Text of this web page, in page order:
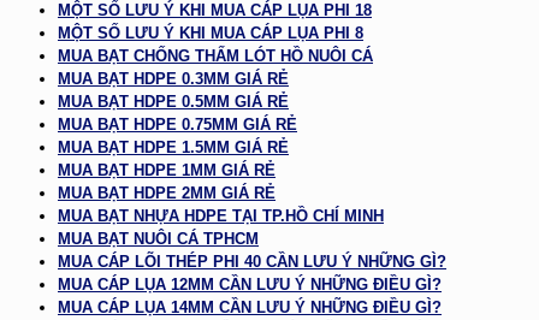
MỘT SỐ LƯU Ý KHI MUA CÁP LỤA PHI 18
MỘT SỐ LƯU Ý KHI MUA CÁP LỤA PHI 8
MUA BẠT CHỐNG THẤM LÓT HỒ NUÔI CÁ
MUA BẠT HDPE 0.3MM GIÁ RẺ
MUA BẠT HDPE 0.5MM GIÁ RẺ
MUA BẠT HDPE 0.75MM GIÁ RẺ
MUA BẠT HDPE 1.5MM GIÁ RẺ
MUA BẠT HDPE 1MM GIÁ RẺ
MUA BẠT HDPE 2MM GIÁ RẺ
MUA BẠT NHỰA HDPE TẠI TP.HỒ CHÍ MINH
MUA BẠT NUÔI CÁ TPHCM
MUA CÁP LÕI THÉP PHI 40 CẦN LƯU Ý NHỮNG GÌ?
MUA CÁP LỤA 12MM CẦN LƯU Ý NHỮNG ĐIỀU GÌ?
MUA CÁP LỤA 14MM CẦN LƯU Ý NHỮNG ĐIỀU GÌ?